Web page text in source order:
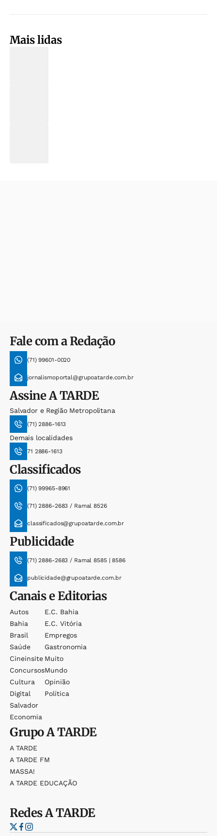
Mais lidas
Fale com a Redação
(71) 99601-0020
jornalismoportal@grupoatarde.com.br
AssineA TARDE
Salvador e Região Metropolitana
(71) 2886-1613
Demais localidades
71 2886-1613
Classificados
(71) 99965-8961
(71) 2886-2683 / Ramal 8526
classificados@grupoatarde.com.br
Publicidade
(71) 2886-2683 / Ramal 8585 | 8586
publicidade@grupoatarde.com.br
Canais e Editorias
Autos
Bahia
Brasil
Saúde
Cineinsite
Concursos
Cultura
Digital
Salvador
Economia
E.c. Bahia
E.c. Vitória
Empregos
Gastronomia
Muito
Mundo
Opinião
Política
GrupoA TARDE
A TARDE
A TARDE FM
MASSA!
A TARDE EDUCAÇÃO
RedesA TARDE